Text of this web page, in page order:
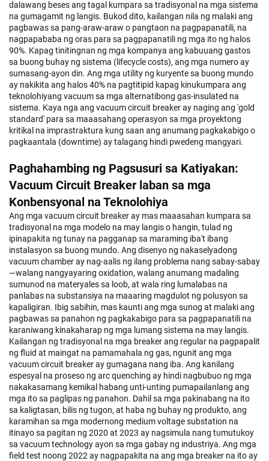
dalawang beses ang tagal kumpara sa tradisyonal na mga sistema
na gumagamit ng langis. Bukod dito, kailangan nila ng malaki ang
pagbawas sa pang-araw-araw o pangtaon na pagpapanatili, na
nagpapababa ng oras para sa pagpapanatili ng mga ito ng halos
90%. Kapag tinitingnan ng mga kompanya ang kabuuang gastos
sa buong buhay ng sistema (lifecycle costs), ang mga numero ay
sumasang-ayon din. Ang mga utility ng kuryente sa buong mundo
ay nakikita ang halos 40% na pagtitipid kapag kinukumpara ang
teknolohiyang vacuum sa mga alternatibong gas-insulated na
sistema. Kaya nga ang vacuum circuit breaker ay naging ang 'gold
standard' para sa maaasahang operasyon sa mga proyektong
kritikal na imprastraktura kung saan ang anumang pagkakabigo o
pagkaantala (downtime) ay talagang hindi pwedeng mangyari.
Paghahambing ng Pagsusuri sa Katiyakan:
Vacuum Circuit Breaker laban sa mga
Konbensyonal na Teknolohiya
Ang mga vacuum circuit breaker ay mas maaasahan kumpara sa
tradisyonal na mga modelo na may langis o hangin, tulad ng
ipinapakita ng tunay na pagganap sa maraming iba't ibang
instalasyon sa buong mundo. Ang disenyo ng nakaselyadong
vacuum chamber ay nag-aalis ng ilang problema nang sabay-sabay
—walang nangyayaring oxidation, walang anumang madaling
sumunod na materyales sa loob, at wala ring lumalabas na
panlabas na substansiya na maaaring magdulot ng polusyon sa
kapaligiran. Ibig sabihin, mas kaunti ang mga sunog at malaki ang
pagbawas sa panahon ng pagkakabigo para sa pagpapanatili na
karaniwang kinakaharap ng mga lumang sistema na may langis.
Kailangan ng tradisyonal na mga breaker ang regular na pagpapalit
ng fluid at maingat na pamamahala ng gas, ngunit ang mga
vacuum circuit breaker ay gumagana nang iba. Ang kanilang
espesyal na proseso ng arc quenching ay hindi nagbubuo ng mga
nakakasamang kemikal habang unti-unting pumapailanlang ang
mga ito sa paglipas ng panahon. Dahil sa mga pakinabang na ito
sa kaligtasan, bilis ng tugon, at haba ng buhay ng produkto, ang
karamihan sa mga modernong medium voltage substation na
itinayo sa pagitan ng 2020 at 2023 ay nagsimula nang tumutukoy
sa vacuum technology ayon sa mga gabay ng industriya. Ang mga
field test noong 2022 ay nagpapakita na ang mga breaker na ito ay